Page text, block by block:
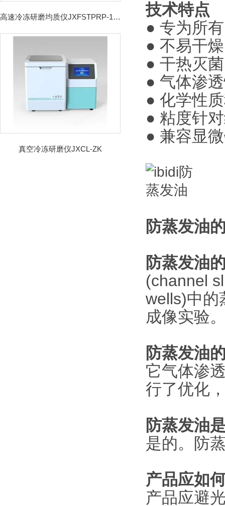
高速冷冻研磨均质仪JXFSTPRP-192CL
真空冷冻研磨仪JXCL-ZK
技术特点
● 专为所
● 不易干
● 干热灭
● 气体渗
● 化学性
● 粘度针
● 兼容显
防蒸发油
防蒸发油
(channel
wells)中的
成像实验
防蒸发油
它气体渗
行了优化
防蒸发油
是的。防
产品应如
产品应避